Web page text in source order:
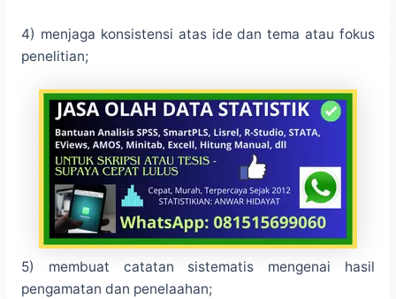
4) menjaga konsistensi atas ide dan tema atau fokus
penelitian;
5) membuat catatan sistematis mengenai hasil
pengamatan dan penelaahan;